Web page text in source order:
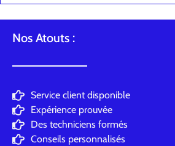
Nos Atouts :
Service client disponible
Expérience prouvée
Des techniciens formés
Conseils personnalisés